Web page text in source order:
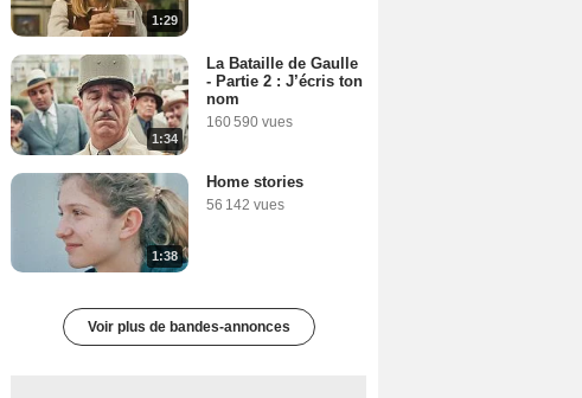
1:29
1:34
La Bataille de Gaulle
- Partie 2 : J’écris ton
nom
160 590 vues
1:38
Home stories
56 142 vues
Voir plus de bandes-annonces